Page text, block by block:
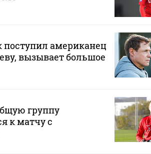
поступил американец
вызывает большое
группу
к матчу с